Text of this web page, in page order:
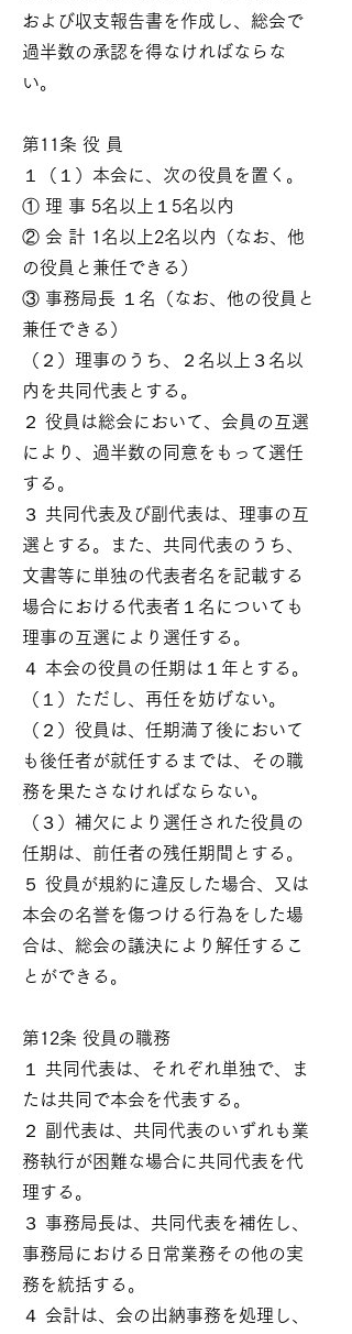
および収支報告書を作成し、総会で
過半数の承認を得なければならな
い。
第11条 役 員
１（１）本会に、次の役員を置く。
① 理 事 5名以上１5名以内
② 会 計 1名以上2名以内（なお、他
の役員と兼任できる）
③ 事務局長 １名（なお、他の役員と
兼任できる）
（２）理事のうち、２名以上３名以
内を共同代表とする。
２ 役員は総会において、会員の互選
により、過半数の同意をもって選任
する。
３ 共同代表及び副代表は、理事の互
選とする。また、共同代表のうち、
文書等に単独の代表者名を記載する
場合における代表者１名についても
理事の互選により選任する。
４ 本会の役員の任期は１年とする。
（１）ただし、再任を妨げない。
（２）役員は、任期満了後において
も後任者が就任するまでは、その職
務を果たさなければならない。
（３）補欠により選任された役員の
任期は、前任者の残任期間とする。
５ 役員が規約に違反した場合、又は
本会の名誉を傷つける行為をした場
合は、総会の議決により解任するこ
とができる。
第12条 役員の職務
１ 共同代表は、それぞれ単独で、ま
たは共同で本会を代表する。
２ 副代表は、共同代表のいずれも業
務執行が困難な場合に共同代表を代
理する。
３ 事務局長は、共同代表を補佐し、
事務局における日常業務その他の実
務を統括する。
４ 会計は、会の出納事務を処理し、